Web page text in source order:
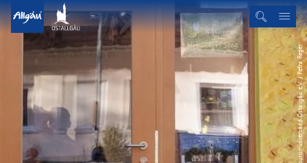
© Tourismusverband Ostallgäu e.V. / Petra Reger